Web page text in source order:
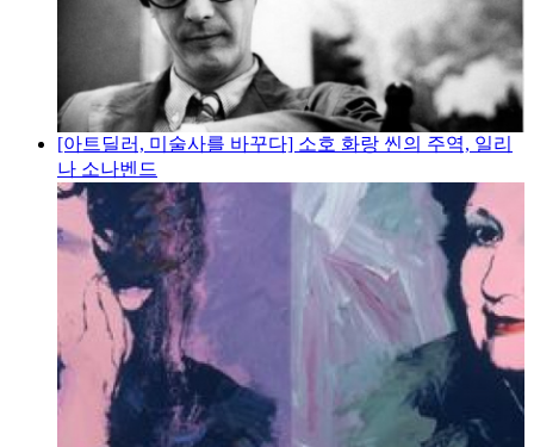
[아트딜러, 미술사를 바꾸다] 소호 화랑 씬의 주역, 일리
나 소나벤드